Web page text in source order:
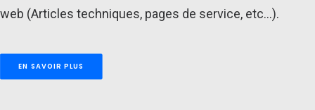
web (Articles techniques, pages de service, etc…).
EN SAVOIR PLUS